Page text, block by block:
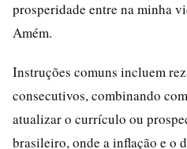
prosperidade entre na minha
Amém.
Instruções comuns incluem
consecutivos, combinando
atualizar o currículo ou
brasileiro, onde a inflação e o